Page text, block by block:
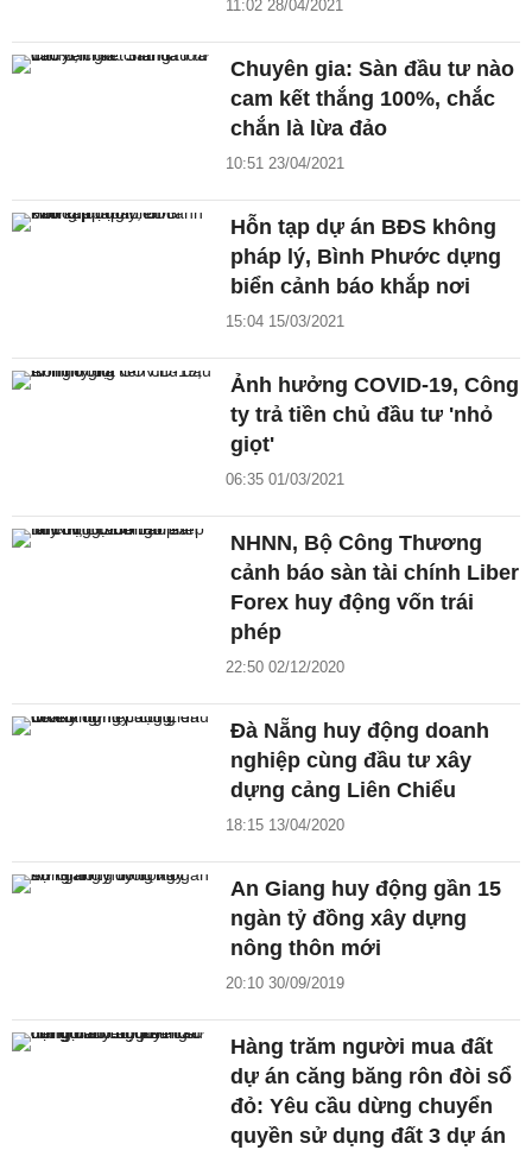
11:02 28/04/2021
Chuyên gia: Sàn đầu tư nào
cam kết thắng 100%, chắc
chắn là lừa đảo
10:51 23/04/2021
Hỗn tạp dự án BĐS không
pháp lý, Bình Phước dựng
biển cảnh báo khắp nơi
15:04 15/03/2021
Ảnh hưởng COVID-19, Công
ty trả tiền chủ đầu tư 'nhỏ
giọt'
06:35 01/03/2021
NHNN, Bộ Công Thương
cảnh báo sàn tài chính Liber
Forex huy động vốn trái
phép
22:50 02/12/2020
Đà Nẵng huy động doanh
nghiệp cùng đầu tư xây
dựng cảng Liên Chiểu
18:15 13/04/2020
An Giang huy động gần 15
ngàn tỷ đồng xây dựng
nông thôn mới
20:10 30/09/2019
Hàng trăm người mua đất
dự án căng băng rôn đòi sổ
đỏ: Yêu cầu dừng chuyển
quyền sử dụng đất 3 dự án